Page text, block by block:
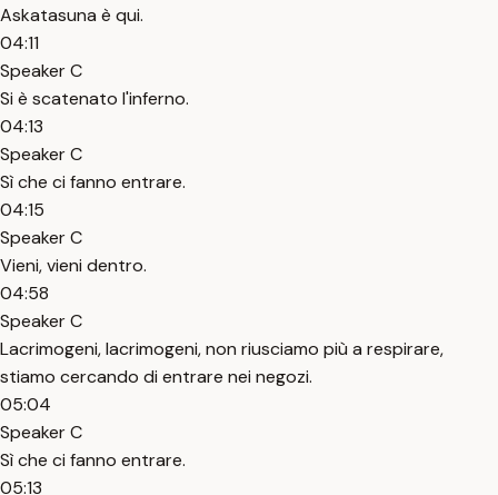
Askatasuna è qui.
04:11
Speaker C
Si è scatenato l'inferno.
04:13
Speaker C
Sì che ci fanno entrare.
04:15
Speaker C
Vieni, vieni dentro.
04:58
Speaker C
Lacrimogeni, lacrimogeni, non riusciamo più a respirare,
stiamo cercando di entrare nei negozi.
05:04
Speaker C
Sì che ci fanno entrare.
05:13